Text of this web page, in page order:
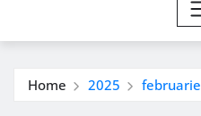
Home 2025 februarie